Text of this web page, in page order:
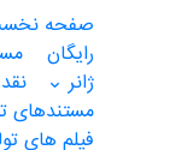
صفحه
رایگان
ژانر
مستندهای
فیلم های